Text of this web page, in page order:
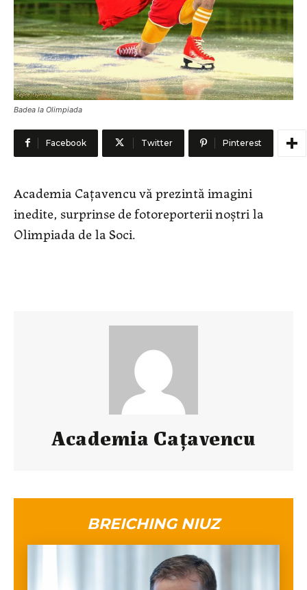
Badea la Olimpiada
Facebook Twitter Pinterest
Academia Cațavencu vă prezintă imagini
inedite, surprinse de fotoreporterii noștri la
Olimpiada de la Soci.
Academia Caţavencu
BREICHING NIUZ